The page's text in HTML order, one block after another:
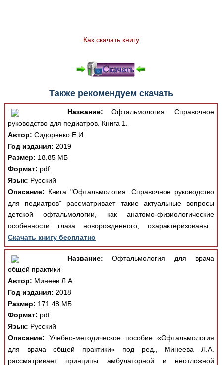
Как скачать книгу
Также рекомендуем скачать
Название: Офтальмология. Справочное
руководство для педиатров. Книга 1.
Автор: Сидоренко Е.И.
Год издания: 2019
Размер: 18.85 МБ
Формат: pdf
Язык: Русский
Описание: Книга "Офтальмология. Справочное руководство
для педиатров" рассматривает такие актуальные вопросы
детской офтальмологии, как анатомо-физиологические
особенности глаза новорожденного, охарактеризованы...
Скачать книгу бесплатно
Название: Офтальмология для врача
общей практики
Автор: Минеев Л.А.
Год издания: 2018
Размер: 171.48 МБ
Формат: pdf
Язык: Русский
Описание: Учебно-методическое пособие «Офтальмология
для врача общей практики» под ред., Минеева Л.А.
рассматривает принципы амбулаторной и неотложной